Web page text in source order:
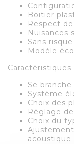
Boitier
Respect
Nuisances
Sans
Modèle
Caractéristiques
Se
Système
Choix des
Réglage
Choix du
acoustique